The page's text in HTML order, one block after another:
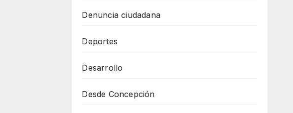
Denuncia ciudadana
Deportes
Desarrollo
Desde Concepción